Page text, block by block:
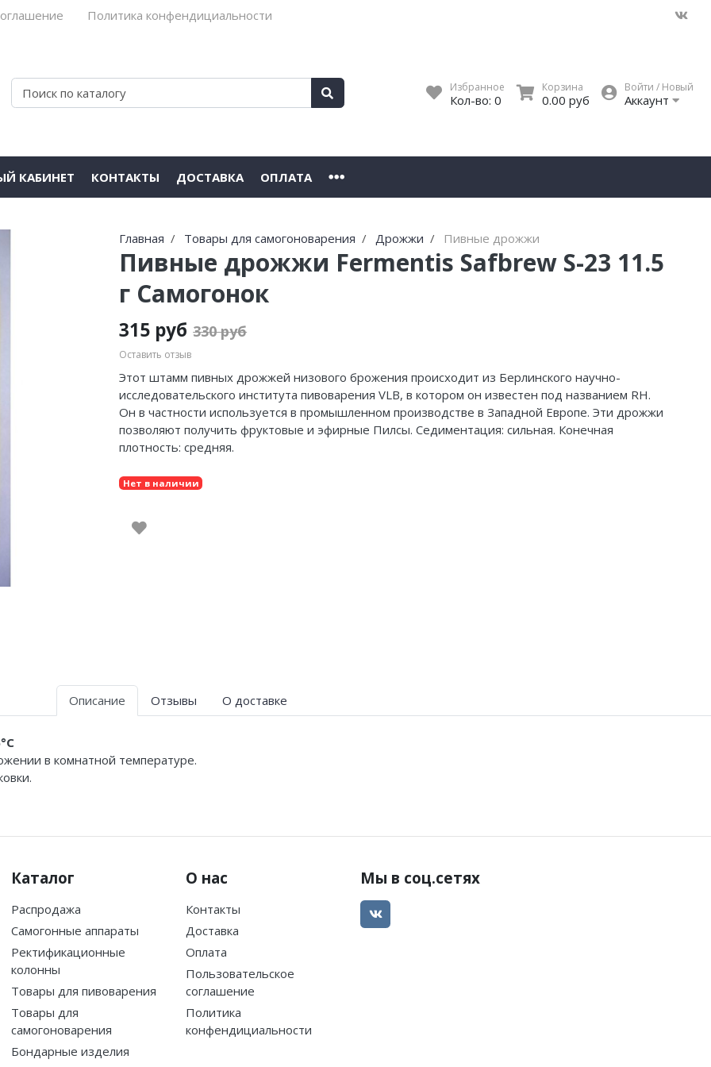
Политика конфендициальности
Избранное
Кол-во: 0
Корзина
0.00 руб
Войти / Новый
Аккаунт
КАБИНЕТ КОНТАКТЫ ДОСТАВКА ОПЛАТА
Главная Товары для самогоноварения Дрожжи Пивные дрожжи
Пивные дрожжи Fermentis Safbrew S-23 11.5
г Самогонок
315 руб 330 руб
Оставить отзыв
Этот штамм пивных дрожжей низового брожения происходит из Берлинского научно-
исследовательского института пивоварения VLB, в котором он известен под названием RH.
Он в частности используется в промышленном производстве в Западной Европе. Эти дрожжи
позволяют получить фруктовые и эфирные Пилсы. Седиментация: сильная. Конечная
плотность: средняя.
Нет в наличии
Описание Отзывы О доставке
в комнатной температуре.
Каталог
Распродажа
Самогонные аппараты
Ректификационные
колонны
Товары для пивоварения
Товары для
самогоноварения
Бондарные изделия
О нас
Контакты
Доставка
Оплата
Пользовательское
соглашение
Политика
конфендициальности
Мы в соц.сетях